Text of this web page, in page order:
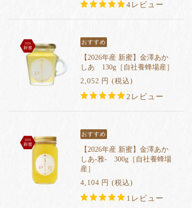
4レビュー
おすすめ
【2026年産 新蜜】金澤あか
しあ 130g［自社養蜂場産］
2,052 円 (税込)
2レビュー
おすすめ
【2026年産 新蜜】金澤あか
しあ-雅- 300g［自社養蜂場
産］
4,104 円 (税込)
1レビュー